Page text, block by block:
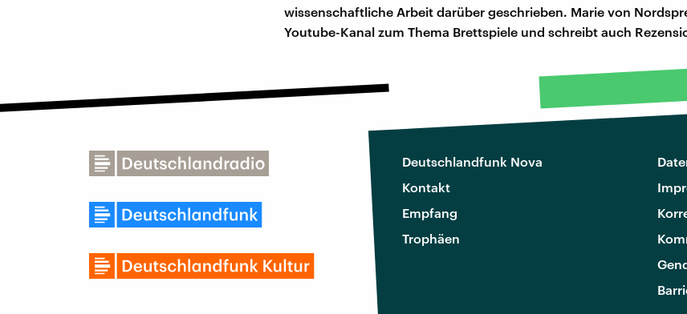
wissenschaftliche Arbeit darüber geschrieben. Marie von
Youtube-Kanal zum Thema Brettspiele und schreibt auch
Deutschlandfunk Nova
Kontakt
Empfang
Trophäen